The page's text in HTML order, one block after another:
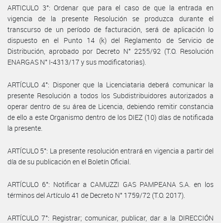
ARTICULO 3°: Ordenar que para el caso de que la entrada en
vigencia de la presente Resolución se produzca durante el
transcurso de un período de facturación, será de aplicación lo
dispuesto en el Punto 14 (k) del Reglamento de Servicio de
Distribución, aprobado por Decreto N° 2255/92 (T.O. Resolución
ENARGAS N° I-4313/17 y sus modificatorias).
ARTÍCULO 4°: Disponer que la Licenciataria deberá comunicar la
presente Resolución a todos los Subdistribuidores autorizados a
operar dentro de su área de Licencia, debiendo remitir constancia
de ello a este Organismo dentro de los DIEZ (10) días de notificada
la presente.
ARTÍCULO 5°: La presente resolución entrará en vigencia a partir del
día de su publicación en el Boletín Oficial.
ARTÍCULO 6°: Notificar a CAMUZZI GAS PAMPEANA S.A. en los
términos del Artículo 41 de Decreto N° 1759/72 (T.O. 2017).
ARTÍCULO 7°: Registrar; comunicar, publicar, dar a la DIRECCIÓN